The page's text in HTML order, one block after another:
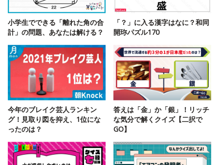
小学生でできる「離れた角の合
計」の問題、あなたは解ける？
「？」に入る漢字はなに？和同
開珎パズル170
今年のブレイク芸人ランキン
グ！見取り図を抑え、1位にな
ったのは？
答えは「金」か「銀」！リッチ
な気分で解くクイズ【二択で
GO】